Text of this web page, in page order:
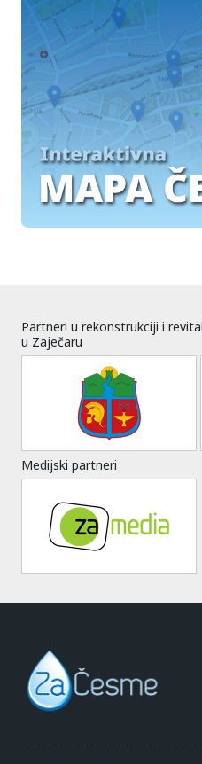
Partneri u rekonstrukciji i
u Zaječaru
Medijski partneri